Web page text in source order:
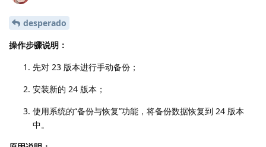
desperado
操作步骤说明：
先对 23 版本进行手动备份；
安装新的 24 版本；
使用系统的“备份与恢复”功能，将备份数据恢复到 24 版本
中。